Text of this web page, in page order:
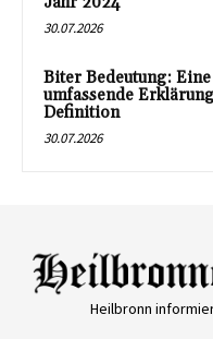
30.07.2026
Biter Bedeutung: Eine
umfassende
Definition
30.07.2026
Heilbronn